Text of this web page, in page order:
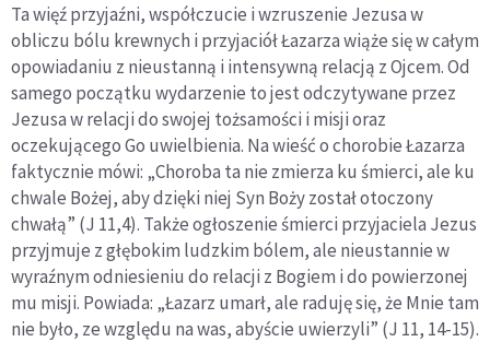
Ta więź przyjaźni, współczucie i wzruszenie Jezusa w
obliczu bólu krewnych i przyjaciół Łazarza wiąże się w całym
opowiadaniu z nieustanną i intensywną relacją z Ojcem. Od
samego początku wydarzenie to jest odczytywane przez
Jezusa w relacji do swojej tożsamości i misji oraz
oczekującego Go uwielbienia. Na wieść o chorobie Łazarza
faktycznie mówi: „Choroba ta nie zmierza ku śmierci, ale ku
chwale Bożej, aby dzięki niej Syn Boży został otoczony
chwałą” (J 11,4). Także ogłoszenie śmierci przyjaciela Jezus
przyjmuje z głębokim ludzkim bólem, ale nieustannie w
wyraźnym odniesieniu do relacji z Bogiem i do powierzonej
mu misji. Powiada: „Łazarz umarł, ale raduję się, że Mnie tam
nie było, ze względu na was, abyście uwierzyli” (J 11, 14-15).